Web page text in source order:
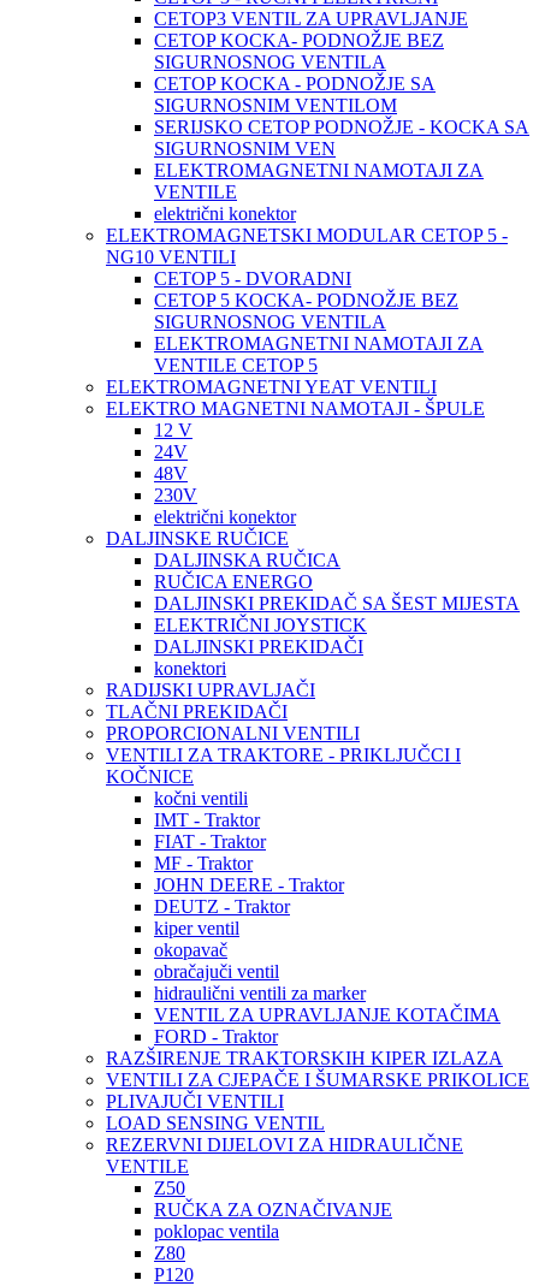
CETOP3 VENTIL ZA UPRAVLJANJE
CETOP KOCKA- PODNOŽJE BEZ
SIGURNOSNOG VENTILA
CETOP KOCKA - PODNOŽJE SA
SIGURNOSNIM VENTILOM
SERIJSKO CETOP PODNOŽJE - KOCKA SA
SIGURNOSNIM VEN
ELEKTROMAGNETNI NAMOTAJI ZA
VENTILE
električni konektor
ELEKTROMAGNETSKI MODULAR CETOP 5 -
NG10 VENTILI
CETOP 5 - DVORADNI
CETOP 5 KOCKA- PODNOŽJE BEZ
SIGURNOSNOG VENTILA
ELEKTROMAGNETNI NAMOTAJI ZA
VENTILE CETOP 5
ELEKTROMAGNETNI YEAT VENTILI
ELEKTRO MAGNETNI NAMOTAJI - ŠPULE
12 V
24V
48V
230V
električni konektor
DALJINSKE RUČICE
DALJINSKA RUČICA
RUČICA ENERGO
DALJINSKI PREKIDAČ SA ŠEST MIJESTA
ELEKTRIČNI JOYSTICK
DALJINSKI PREKIDAČI
konektori
RADIJSKI UPRAVLJAČI
TLAČNI PREKIDAČI
PROPORCIONALNI VENTILI
VENTILI ZA TRAKTORE - PRIKLJUČCI I
KOČNICE
kočni ventili
IMT - Traktor
FIAT - Traktor
MF - Traktor
JOHN DEERE - Traktor
DEUTZ - Traktor
kiper ventil
okopavač
obračajuči ventil
hidraulični ventili za marker
VENTIL ZA UPRAVLJANJE KOTAČIMA
FORD - Traktor
RAZŠIRENJE TRAKTORSKIH KIPER IZLAZA
VENTILI ZA CJEPAČE I ŠUMARSKE PRIKOLICE
PLIVAJUČI VENTILI
LOAD SENSING VENTIL
REZERVNI DIJELOVI ZA HIDRAULIČNE
VENTILE
Z50
RUČKA ZA OZNAČIVANJE
poklopac ventila
Z80
P120